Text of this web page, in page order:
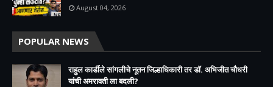
August 04, 2026
POPULAR NEWS
राहुल कार्डीले सांगलीचे नूतन जिल्हाधिकारी तर डॉ. अभिजीत चौधरी
यांची अमरावती ला बदली?